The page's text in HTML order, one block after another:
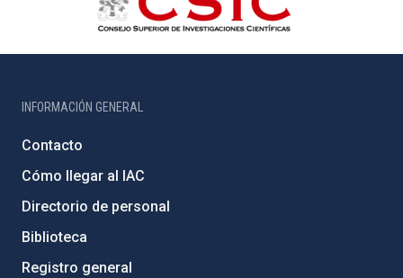
INFORMACIÓN GENERAL
Contacto
Cómo llegar al IAC
Directorio de personal
Biblioteca
Registro general